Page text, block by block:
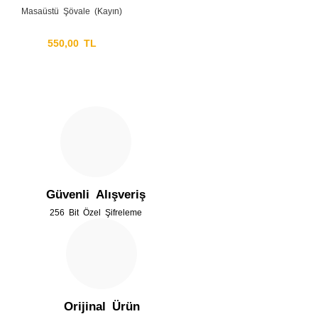
Masaüstü Şövale (Kayın)
550,00 TL
Güvenli Alışveriş
256 Bit Özel Şifreleme
Orijinal Ürün